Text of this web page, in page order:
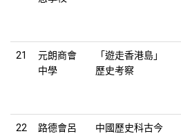
21
元朗商會
中學
「遊走香港島」
歷史考察
22
路德會呂
中國歷史科古今